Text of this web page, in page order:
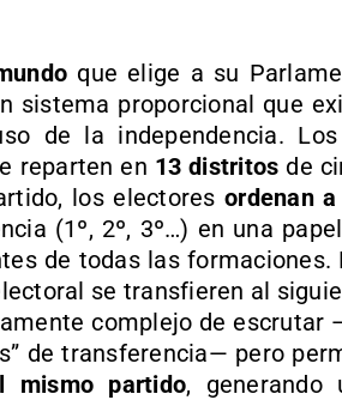
que elige a su
sistema proporcional que
de la independencia. Los
reparten en 13 distritos de
los electoresordenan
(1º, 2º, 3º…) en una
de todas las formaciones.
se transfieren al
complejo de escrutar
de transferencia— pero
mismo partido, generando